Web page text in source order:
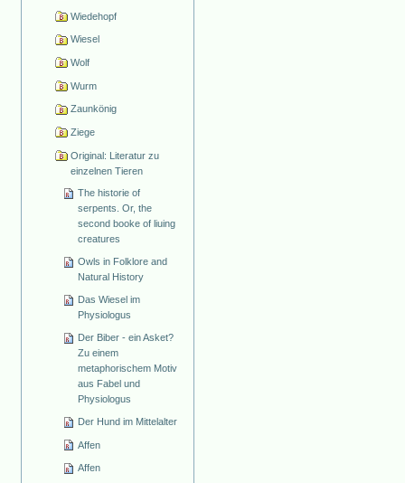
Wiedehopf
Wiesel
Wolf
Wurm
Zaunkönig
Ziege
Original: Literatur zu
einzelnen Tieren
The historie of
serpents. Or, the
second booke of liuing
creatures
Owls in Folklore and
Natural History
Das Wiesel im
Physiologus
Der Biber - ein Asket?
Zu einem
metaphorischem Motiv
aus Fabel und
Physiologus
Der Hund im Mittelalter
Affen
Affen